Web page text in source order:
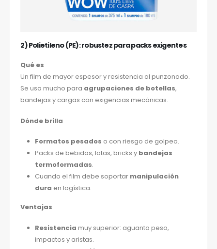
2) Polietileno (PE): robustez para packs exigentes
Qué es
Un film de mayor espesor y resistencia al punzonado.
Se usa mucho para agrupaciones de botellas,
bandejas y cargas con exigencias mecánicas.
Dónde brilla
Formatos pesados o con riesgo de golpeo.
Packs de bebidas, latas, bricks y bandejas
termoformadas.
Cuando el film debe soportar manipulación
dura en logística.
Ventajas
Resistencia muy superior: aguanta peso,
impactos y aristas.